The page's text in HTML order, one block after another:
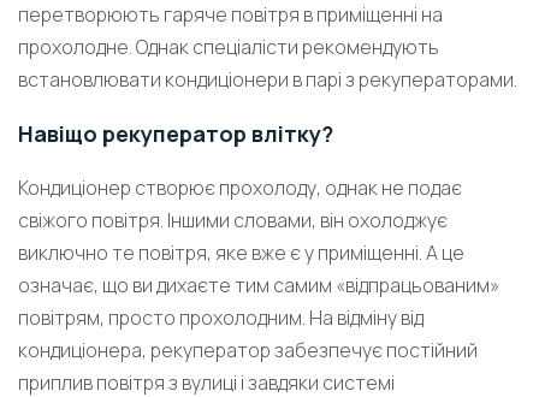
перетворюють гаряче повітря в приміщенні на
прохолодне. Однак спеціалісти рекомендують
встановлювати кондиціонери в парі з рекуператорами.
Навіщо рекуператор влітку?
Кондиціонер створює прохолоду, однак не подає
свіжого повітря. Іншими словами, він охолоджує
виключно те повітря, яке вже є у приміщенні. А це
означає, що ви дихаєте тим самим «відпрацьованим»
повітрям, просто прохолодним. На відміну від
кондиціонера, рекуператор забезпечує постійний
приплив повітря з вулиці і завдяки системі